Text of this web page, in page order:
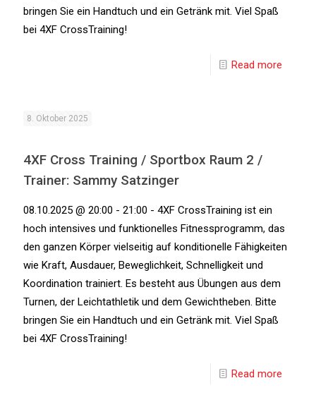
bringen Sie ein Handtuch und ein Getränk mit. Viel Spaß
bei 4XF CrossTraining!
Read more
8. Oktober 2025
4XF Cross Training / Sportbox Raum 2 /
Trainer: Sammy Satzinger
08.10.2025 @ 20:00 - 21:00 - 4XF CrossTraining ist ein
hoch intensives und funktionelles Fitnessprogramm, das
den ganzen Körper vielseitig auf konditionelle Fähigkeiten
wie Kraft, Ausdauer, Beweglichkeit, Schnelligkeit und
Koordination trainiert. Es besteht aus Übungen aus dem
Turnen, der Leichtathletik und dem Gewichtheben. Bitte
bringen Sie ein Handtuch und ein Getränk mit. Viel Spaß
bei 4XF CrossTraining!
Read more